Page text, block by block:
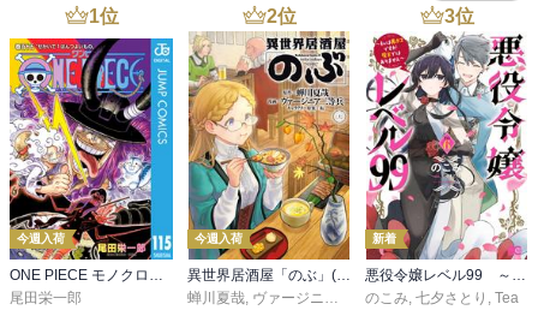
1位
今週入荷
ONE PIECE モノクロ版 115
尾田栄一郎
2位
今週入荷
異世界居酒屋「のぶ」(22)
蝉川夏哉, ヴァージニア二等兵 ,転
3位
新着
悪役令嬢レベル99 ～私は裏ボスですが魔王ではありません～ その６
のこみ, 七夕さとり , Tea